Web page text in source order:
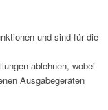
und sind für die
ablehnen, wobei
Ausgabegeräten